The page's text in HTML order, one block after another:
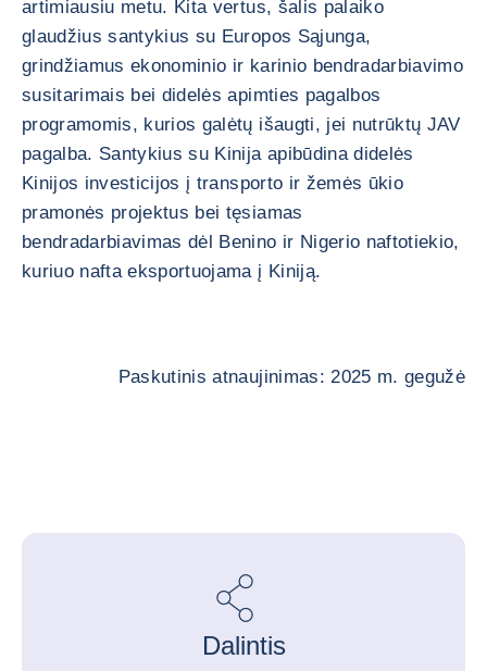
artimiausiu metu. Kita vertus, šalis palaiko
glaudžius santykius su Europos Sąjunga,
grindžiamus ekonominio ir karinio bendradarbiavimo
susitarimais bei didelės apimties pagalbos
programomis, kurios galėtų išaugti, jei nutrūktų JAV
pagalba. Santykius su Kinija apibūdina didelės
Kinijos investicijos į transporto ir žemės ūkio
pramonės projektus bei tęsiamas
bendradarbiavimas dėl Benino ir Nigerio naftotiekio,
kuriuo nafta eksportuojama į Kiniją.
Paskutinis atnaujinimas: 2025 m. gegužė
Dalintis